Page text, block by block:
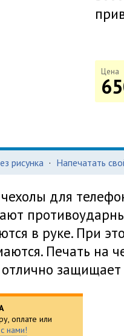
Цена
рисунка · Напечатать
для
в руке. При
Печать на
оплате или
нами!